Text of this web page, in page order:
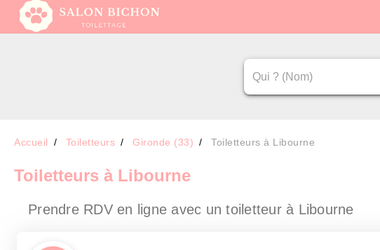
Accueil Toiletteurs Gironde (33) Toiletteurs à Libourne
Toiletteurs à Libourne
Prendre RDV en ligne avec un toiletteur à Libourne